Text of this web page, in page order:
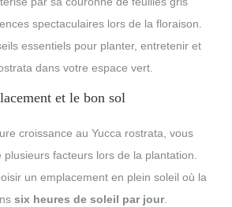
spectaculaires lors de la floraison.
essentiels pour planter, entretenir et
dans votre espace vert.
et le bon sol
croissance au Yucca rostrata, vous
facteurs lors de la plantation.
un emplacement en plein soleil où la
six heures de soleil par jour.